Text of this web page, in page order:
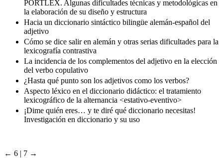
PORTLEX. Algunas dificultades técnicas y metodológicas en
la elaboración de su diseño y estructura
Hacia un diccionario sintáctico bilingüe alemán-español del
adjetivo
Cómo se dice salir en alemán y otras serias dificultades para la
lexicografía contrastiva
La incidencia de los complementos del adjetivo en la elección
del verbo copulativo
¿Hasta qué punto son los adjetivos como los verbos?
Aspecto léxico en el diccionario didáctico: el tratamiento
lexicográfico de la alternancia <estativo-eventivo>
¡Dime quién eres… y te diré qué diccionario necesitas!
Investigación en diccionario y su uso
← 6 | 7 →